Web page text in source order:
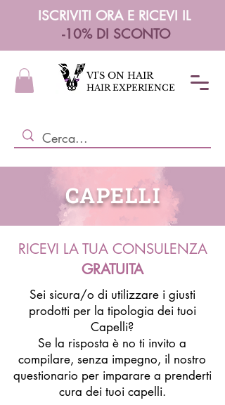
ISCRIVITI ORA E RICEVI IL
-10% DI SCONTO
HAIR EXPERIENCE
VI'S ON HAIR
CAPELLI
RICEVI LA TUA CONSULENZA
GRATUITA
Sei sicura/o di utilizzare i giusti
prodotti per la tipologia dei tuoi
Capelli?
Se la risposta è no ti invito a
compilare, senza impegno, il nostro
questionario per imparare a prenderti
cura dei tuoi capelli.